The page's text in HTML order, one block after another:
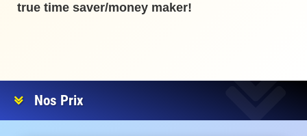
true time saver/money maker!
Nos Prix